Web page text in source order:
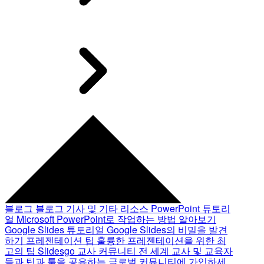
블로그 블로그 기사 및 기타 리소스 PowerPoint 튜토리
얼 Microsoft PowerPoint로 작업하는 방법 알아보기
Google Slides 튜토리얼 Google Slides의 비밀을 발견
하기 프레젠테이션 팁 훌륭한 프레젠테이션을 위한 최
고의 팁 Slidesgo 교사 커뮤니티 전 세계 교사 및 교육자